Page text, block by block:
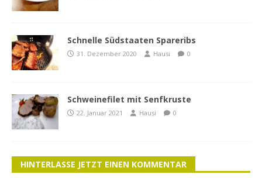
Schnelle Südstaaten Spareribs
31. Dezember 2020 Hausi 0
Schweinefilet mit Senfkruste
22. Januar 2021 Hausi 0
HINTERLASSE JETZT EINEN KOMMENTAR